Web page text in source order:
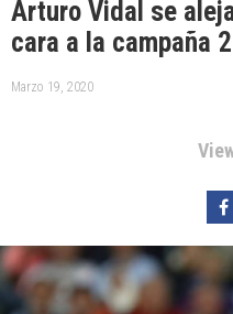
Arturo Vidal se
cara a la campaña
Marzo 19, 2020